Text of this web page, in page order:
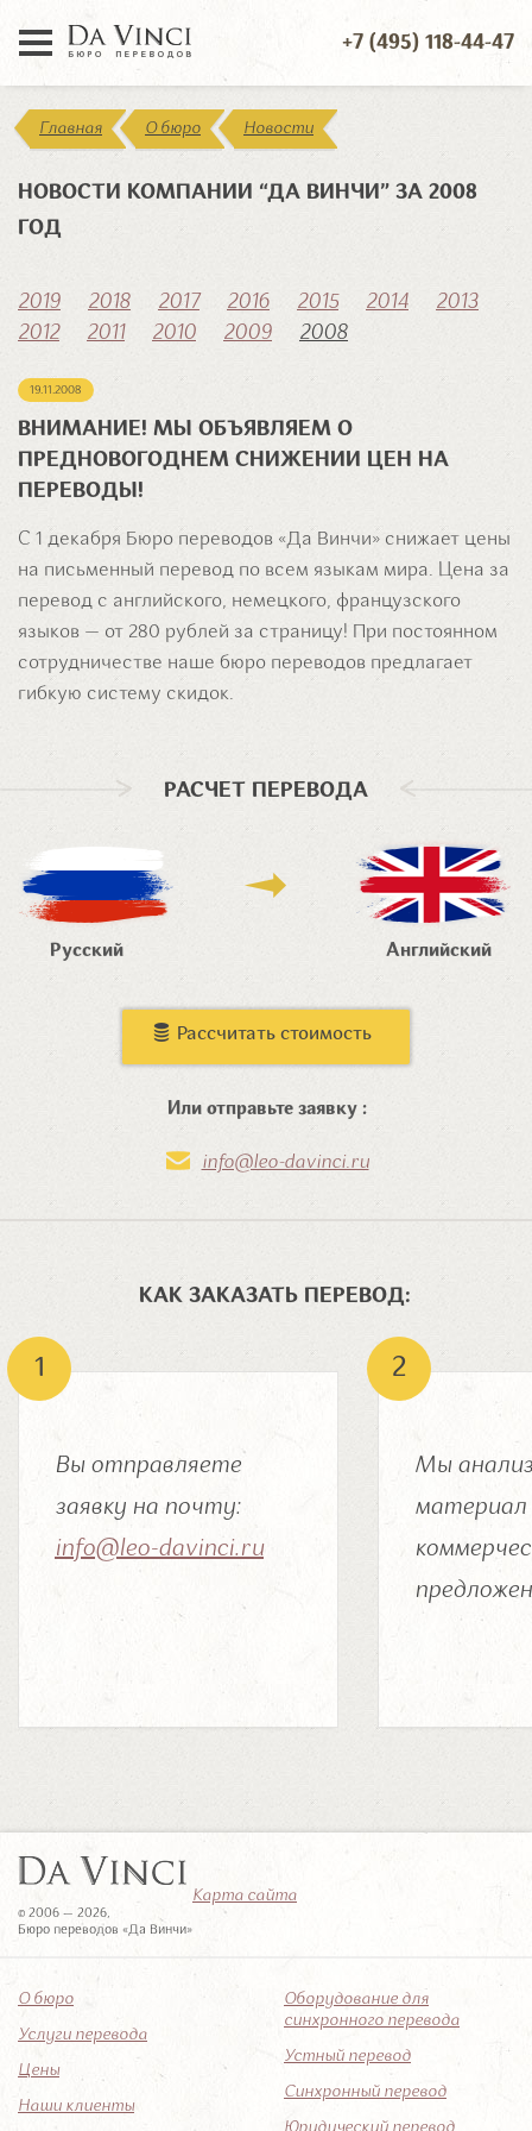
+7 (495) 118-44-47
Главная О бюро Новости
НОВОСТИ КОМПАНИИ “ДА ВИНЧИ” ЗА 2008
ГОД
2019 2018 2017 2016 2015 2014
2013
2012
2011 2010 2009 2008
19.11.2008
ВНИМАНИЕ! МЫ ОБЪЯВЛЯЕМ О
ПРЕДНОВОГОДНЕМ СНИЖЕНИИ ЦЕН НА
ПЕРЕВОДЫ!
С 1 декабря Бюро переводов «Да Винчи» снижает цены
на письменный перевод по всем языкам мира. Цена за
перевод с английского, немецкого, французского
языков — от 280 рублей за страницу! При постоянном
сотрудничестве наше бюро переводов предлагает
гибкую систему скидок.
РАСЧЕТ ПЕРЕВОДА
Русский Английский
Рассчитать стоимость
Или отправьте заявку :
info@leo-davinci.ru
КАК ЗАКАЗАТЬ ПЕРЕВОД:
Вы отправляете
заявку на почту:
info@leo-davinci.ru
Мы
материал
© 2006 — 2026,
Бюро переводов «Да Винчи»
Карта сайта
О бюро
Услуги перевода
Цены
Наши клиенты
Оборудование для
синхронного перевода
Устный перевод
Синхронный перевод
Юридический перевод